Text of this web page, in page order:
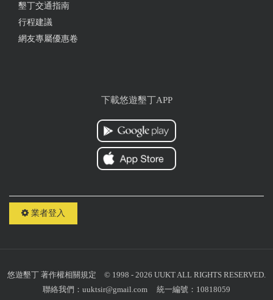
餐時間客人一直進來！ 但是出餐速度也很快 用餐時
間大約1小時 超愛招牌脆皮雞皮酥酥脆脆的肉質軟嫩
多汁 下次有機會一定還要再回來吃
2025-08-10 15:38:41
每次來墾丁都會想來吃 因為環境很舒服 冷氣很涼 服
務很親切 廁所跟用餐環境都很乾淨 當然主角是餐點
都能符合全家人的口味 不油膩 口味適中、很適合來
墾丁旅遊的時候安排用餐 不論2個人還是10個人 都適
一個
超級好吃 超級驚艷！！ 食材很新鮮 每一道都很好吃
連白飯都很好吃 (已經很久沒吃兩碗飯的我
墾丁交通指南
行程建議
網友專屬優惠卷
下載悠遊墾丁APP
業者登入
悠遊墾丁 著作權相關規定 © 1998 - 2026 UUKT ALL RIGHTS RESERVED.
聯絡我們： uuktsir@gmail.com 統一編號：10818059